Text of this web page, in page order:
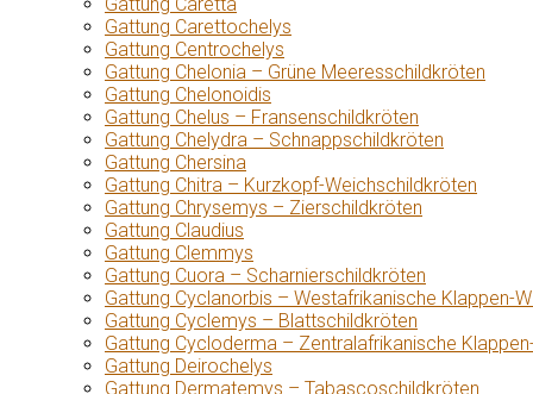
Gattung Carettochelys
Gattung Centrochelys
Gattung Chelonia – Grüne Meeresschildkröten
Gattung Chelonoidis
Gattung Chelus – Fransenschildkröten
Gattung Chelydra – Schnappschildkröten
Gattung Chersina
Gattung Chitra – Kurzkopf-Weichschildkröten
Gattung Chrysemys – Zierschildkröten
Gattung Claudius
Gattung Clemmys
Gattung Cuora – Scharnierschildkröten
Gattung Cyclanorbis – Westafrikanische Klappen-
Gattung Cyclemys – Blattschildkröten
Gattung Cycloderma – Zentralafrikanische
Gattung Deirochelys
Gattung Dermatemys – Tabascoschildkröten